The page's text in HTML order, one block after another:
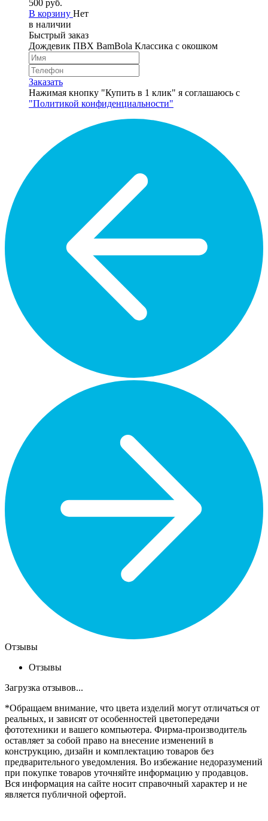
500 руб.
В корзину Нет
в наличии
Быстрый заказ
Дождевик ПВХ BamBola Классика с окошком
Заказать
Нажимая кнопку "Купить в 1 клик" я соглашаюсь с
"Политикой конфиденциальности"
Отзывы
Отзывы
Загрузка отзывов...
*Обращаем внимание, что цвета изделий могут отличаться от
реальных, и зависят от особенностей цветопередачи
фототехники и вашего компьютера. Фирма-производитель
оставляет за собой право на внесение изменений в
конструкцию, дизайн и комплектацию товаров без
предварительного уведомления. Во избежание недоразумений
при покупке товаров уточняйте информацию у продавцов.
Вся информация на сайте носит справочный характер и не
является публичной офертой.